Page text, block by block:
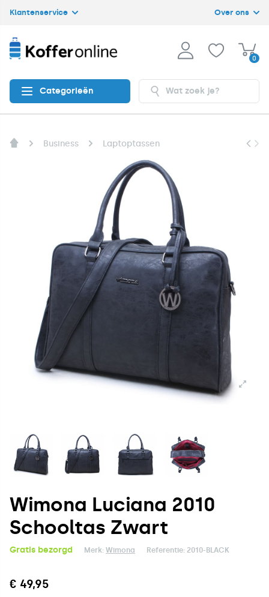
Klantenservice Over ons
0
Categorieën
Business Laptoptassen
Wimona Luciana 2010
Schooltas Zwart
Gratis bezorgd Merk: Wimona Referentie: 2010-BLACK
€ 49,95